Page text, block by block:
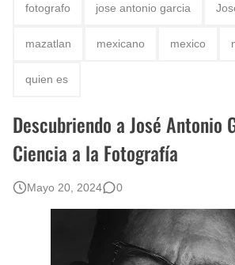
fotografo jose antonio garcia
mazatlan mexicano mexico
quien es
Descubriendo a José Antonio
Ciencia a la Fotografía
Mayo 20, 2024 0